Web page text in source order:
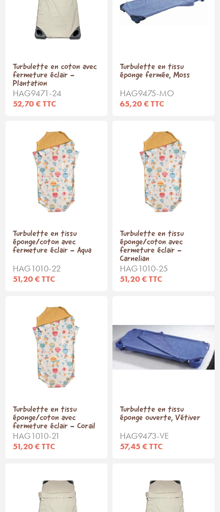
Turbulette en coton avec
fermeture éclair -
Plantation
HAG9471-24
52,70 € TTC
Turbulette en tissu
éponge fermée, Moss
HAG9475-MO
65,20 € TTC
Turbulette en tissu
éponge/coton avec
fermeture éclair - Aqua
HAG1010-22
51,20 € TTC
Turbulette en tissu
éponge/coton avec
fermeture éclair -
Carnelian
HAG1010-25
51,20 € TTC
Turbulette en tissu
éponge/coton avec
fermeture éclair - Corail
HAG1010-21
51,20 € TTC
Turbulette en tissu
éponge ouverte, Vétiver
HAG9473-VE
57,45 € TTC